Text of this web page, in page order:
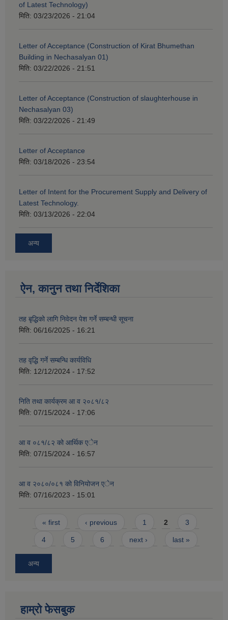
of Latest Technology)
मिति: 03/23/2026 - 21:04
Letter of Acceptance (Construction of Kirat Bhumethan
Building in Nechasalyan 01)
मिति: 03/22/2026 - 21:51
Letter of Acceptance (Construction of slaughterhouse in
Nechasalyan 03)
मिति: 03/22/2026 - 21:49
Letter of Acceptance
मिति: 03/18/2026 - 23:54
Letter of Intent for the Procurement Supply and Delivery of
Latest Technology.
मिति: 03/13/2026 - 22:04
अन्य
ऐन, कानुन तथा निर्देशिका
तह बृद्धिको लागि निवेदन पेश गर्ने सम्बन्धी सूचना
मिति: 06/16/2025 - 16:21
तह वृद्धि गर्ने सम्बन्धि कार्यविधि
मिति: 12/12/2024 - 17:52
निति तथा कार्यक्रम आ व २०८१/८२
मिति: 07/15/2024 - 17:06
आ व ०८१/८२ को आर्थिक एेन
मिति: 07/15/2024 - 16:57
आ व २०८०/०८१ काे विनियोजन एेन
मिति: 07/16/2023 - 15:01
Pages
« first ‹ previous 1 2 3
4 5 6 next › last »
अन्य
हाम्राे फेसबुक